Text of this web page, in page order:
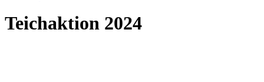
Teichaktion 2024